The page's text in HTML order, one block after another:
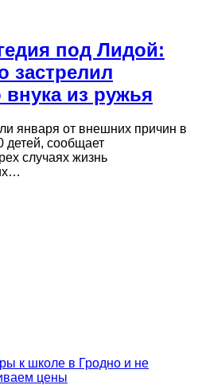
под Лидой:
застрелил
внука из ружья
января от внешних причин в
детей, сообщает
случаях жизнь
к школе в Гродно и не
цены